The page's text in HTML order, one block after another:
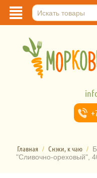
Главная / Снэки, к чаю /
"Сливочно-ореховый",